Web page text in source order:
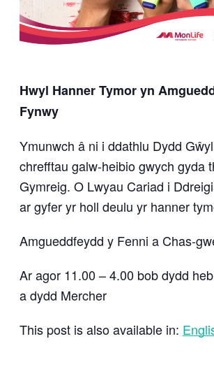
Hwyl Hanner Tymor yn
Fynwy
Ymunwch â ni i ddathlu Dydd
chrefftau galw-heibio gwych gyda
Gymreig. O Lwyau Cariad i
ar gyfer yr holl deulu yr hanner
Amgueddfeydd y Fenni a Chas-
Ar agor 11.00 – 4.00 bob dydd
a dydd Mercher
This post is also available in: